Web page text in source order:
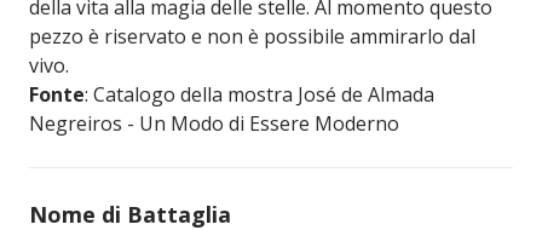
della vita alla magia delle stelle. Al momento questo
pezzo è riservato e non è possibile ammirarlo dal
vivo.
Fonte: Catalogo della mostra José de Almada
Negreiros - Un Modo di Essere Moderno
Nome di Battaglia